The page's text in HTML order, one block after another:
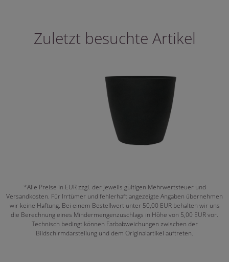
Zuletzt besuchte Artikel
*Alle Preise in EUR zzgl. der jeweils gültigen Mehrwertsteuer und
Versandkosten. Für Irrtümer und fehlerhaft angezeigte Angaben übernehmen
wir keine Haftung. Bei einem Bestellwert unter 50,00 EUR behalten wir uns
die Berechnung eines Mindermengenzuschlags in Höhe von 5,00 EUR vor.
Technisch bedingt können Farbabweichungen zwischen der
Bildschirmdarstellung und dem Originalartikel auftreten.